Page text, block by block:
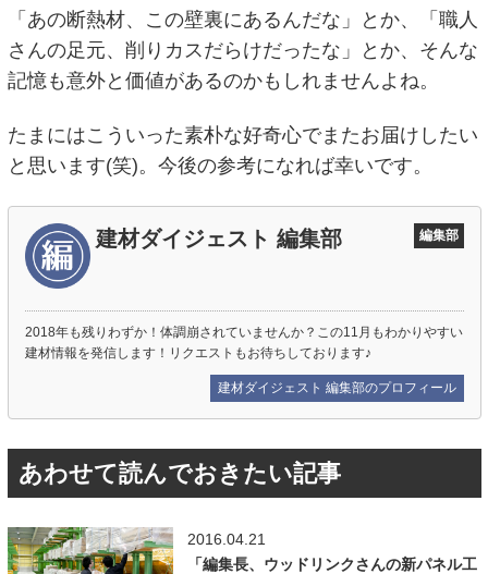
「あの断熱材、この壁裏にあるんだな」とか、「職人
さんの足元、削りカスだらけだったな」とか、そんな
記憶も意外と価値があるのかもしれませんよね。
たまにはこういった素朴な好奇心でまたお届けしたい
と思います(笑)。今後の参考になれば幸いです。
建材ダイジェスト 編集部 編集部
2018年も残りわずか！体調崩されていませんか？この11月もわかりやすい
建材情報を発信します！リクエストもお待ちしております♪
建材ダイジェスト 編集部のプロフィール
あわせて読んでおきたい記事
2016.04.21
「編集長、ウッドリンクさんの新パネル工